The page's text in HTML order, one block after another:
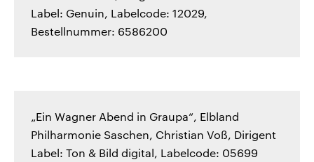
Label: Genuin, Labelcode: 12029,
Bestellnummer: 6586200
„Ein Wagner Abend in Graupa“, Elbland
Philharmonie Saschen, Christian Voß, Dirigent
Label: Ton & Bild digital, Labelcode: 05699